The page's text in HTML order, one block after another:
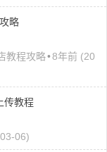
略
教程攻略•8年前 (20
传教程
06)